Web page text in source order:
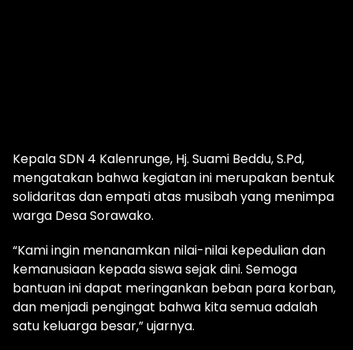
Kepala SDN 4 Kalenrunge, Hj. Suami Beddu, S.Pd,
mengatakan bahwa kegiatan ini merupakan bentuk
solidaritas dan empati atas musibah yang menimpa
warga Desa Sorawako.
“Kami ingin menanamkan nilai-nilai kepedulian dan
kemanusiaan kepada siswa sejak dini. Semoga
bantuan ini dapat meringankan beban para korban,
dan menjadi pengingat bahwa kita semua adalah
satu keluarga besar,” ujarnya.